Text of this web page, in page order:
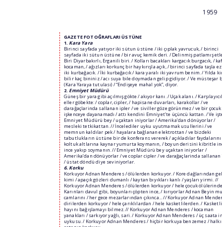
1959
GAZETE FOTOĞRAFLARI ÜSTÜNE
1. Kara Yara
Birinci sayfada yatıyor iki sütun üstüne / iki çıplak yavrucuk, / birinci
sayfada iki sütun üstüne / bir avuç kemik deri. / Delinmiş patlamış
Biri Diyarbakırlı, Erganili biri. / Kolları bacakları kargacık burgacık, /
kocaman, / ağızları korkunç bir haykırışla açık, / birinci sayfada taşla
iki kurbağacık. / İki kurbağacık / kara yaralı iki yavrum benim. / Yılda
bilir kaç bininiz / acı suya bile doymadan gelip gidiyor. / Ve müsteşar
(Kara Yaraya tutulası) / “Endişeye mahal yok”, diyor.
2. Emniyet Müdürü
Güneş bir yara gibi açılmış gökte / akıyor kanı. / Uçak alanı. /
eller göbekte: / coplar, cipler, / hapisane duvarları, karakollar / ve
darağaçlarinda sallanan ipler / ve siviller göze görünmez / ve bir çocuk
işkenceye dayanamadı / attı kendini Emniyet’te üçüncü kattan. / Ve
Emniyet Müdürü bey / uçaktan iniyorlar / Amerika’dan dönüyorlar /
mesleki tetkikattan. // İncelediler uyku uyutmamak usullerini / ve
memnun kaldılar pek / hayalara bağlanan elektrottan / ve bizdeki
tabutlukların üstüne bir de konferans vererek / açıkladılar faydalarını
koltuk altlarına kaynar yumurta koymanın, / boyun derisini kibritle
ince yakıp soymanın. // Emniyet Müdürü bey uçaktan iniyorlar /
Amerika’dan dönüyorlar / ve coplar cipler / ve darağaçlarinda
/ üstat döndü diye seviniyorlar.
6. Korku
Korkuyor Adnan Menderes / ölülerden korkuyor. / Kore dağlarından
kimi / apaçık gözleri dumanlı / kaytan bıyıkları kanlı / yaşları yirmi. //
Korkuyor Adnan Menderes / ölülerden korkuyor / hele çocuk
Karınları davul gibi, boyunları çöpten ince, / kırıyorlar Adnan Beyin
camlarını / her gece mezarlarından çıkınca... // Korkuyor Adnan
dirilerden korkuyor / hele çarıklılardan / hele kasketlilerden. /
hayını bağışlamayı bilmez. // Korkuyor Adnan Menderes / kocaman
yanakları / sarkıyor yağlı, sari. / Korkuyor Adnan Menderes / üç saata
uykusu. / Korkuyor Adnan Menderes / hiçbir korkuya benzemez /